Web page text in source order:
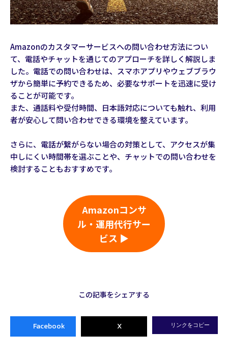
Amazonのカスタマーサービスへの問い合わせ方法につい
て、電話やチャットを通じてのアプローチを詳しく解説しま
した。電話での問い合わせは、スマホアプリやウェブブラウ
ザから簡単に予約できるため、必要なサポートを迅速に受け
ることが可能です。
また、通話料や受付時間、日本語対応についても触れ、利用
者が安心して問い合わせできる環境を整えています。
さらに、電話が繋がらない場合の対策として、アクセスが集
中しにくい時間帯を選ぶことや、チャットでの問い合わせを
検討することもおすすめです。
Amazonコンサ
ル・運用代行サー
ビス ▶
この記事をシェアする
Facebook X リンクをコピー